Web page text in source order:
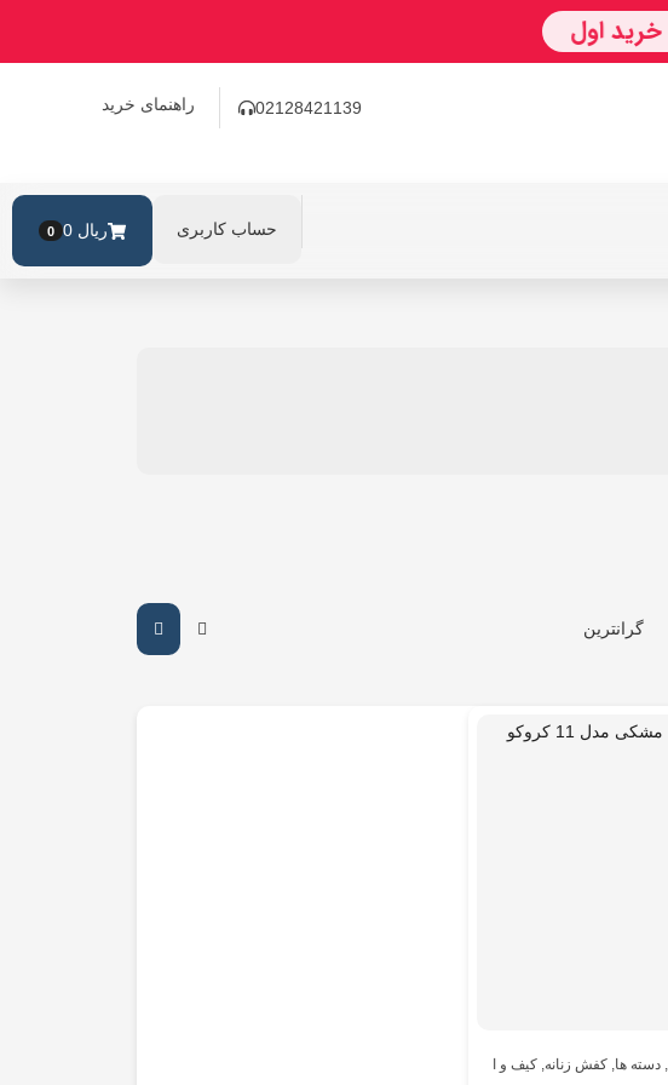
02128421139 راهنمای خرید
حساب کاربری 0 ریال 0
گرانترین
,دسته ها ,کفش زنانه ,کیف و اکسسوری